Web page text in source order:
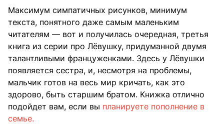
Максимум симпатичных рисунков, минимум
текста, понятного даже самым маленьким
читателям — вот и получилась очередная, третья
книга из серии про Лёвушку, придуманной двумя
талантливыми француженками. Здесь у Лёвушки
появляется сестра, и, несмотря на проблемы,
мальчик готов на весь мир кричать, как это
здорово, быть старшим братом. Книжка отлично
подойдет вам, если вы планируете пополнение в
семье.